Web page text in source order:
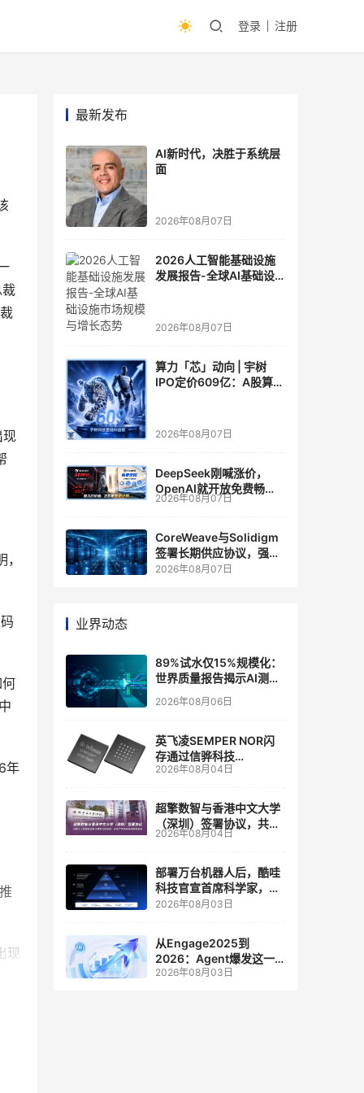
登录 注册
现
年
现
最新发布
AI新时代，决胜于系统层
面
2026年08月07日
2026人工智能基础设施
发展报告-全球AI基础设
2026年08月07日
算力「芯」动向 | 宇树
IPO定价609亿：A股算力
2026年08月07日
DeepSeek刚喊涨价，
OpenAI就开放免费畅
聊？大模型定价的平行宇
2026年08月07日
CoreWeave与Solidigm
签署长期供应协议，强化
一体化人工智能云平台
2026年08月07日
业界动态
89%试水仅15%规模化：
世界质量报告揭示AI测
试"落地鸿沟"
2026年08月06日
英飞凌SEMPER NOR闪
存通过信骅科技
AST2700 BMC认证，全
管理
2026年08月04日
超擎数智与香港中文大学
（深圳）签署协议，共建
人工智能和边缘计算联合
2026年08月04日
部署万台机器人后，酷哇
科技官宣首席科学家，要
让世界模型交付生产力
2026年08月03日
从Engage2025到
2026：Agent爆发这一
年，AI CRM 走到哪了
2026年08月03日